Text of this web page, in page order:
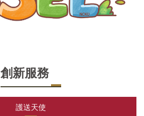
創新服務
護送天使